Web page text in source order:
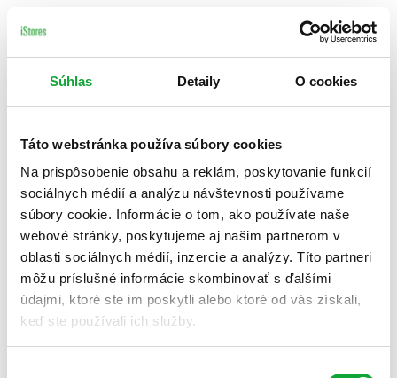
Súhlas Detaily O cookies
Táto webstránka používa súbory cookies
Na prispôsobenie obsahu a reklám, poskytovanie funkcií
sociálnych médií a analýzu návštevnosti používame
súbory cookie. Informácie o tom, ako používate naše
webové stránky, poskytujeme aj našim partnerom v
oblasti sociálnych médií, inzercie a analýzy. Títo partneri
môžu príslušné informácie skombinovať s ďalšími
údajmi, ktoré ste im poskytli alebo ktoré od vás získali,
keď ste používali ich služby.